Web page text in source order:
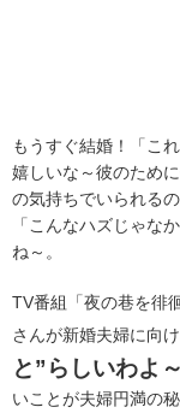
もうすぐ結婚！「こ
嬉しいな～彼のため
の気持ちでいられる
「こんなハズじゃな
ね～。
TV番組「夜の巷を徘
さんが新婚夫婦に向
と”らしいわよ～
いことが夫婦円満の